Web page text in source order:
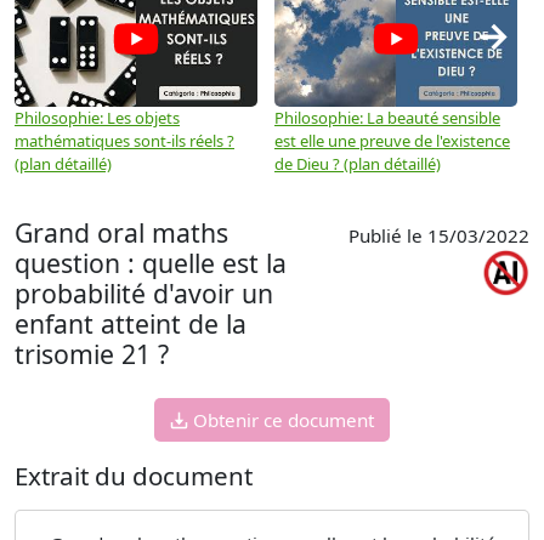
Philosophie: Les objets
mathématiques sont-ils réels ?
(plan détaillé)
Philosophie: La beauté sensible
est elle une preuve de l'existence
de Dieu ? (plan détaillé)
→
Grand oral maths
question : quelle est la
probabilité d'avoir un
enfant atteint de la
trisomie 21 ?
Publié le 15/03/2022
Obtenir ce document
Extrait du document